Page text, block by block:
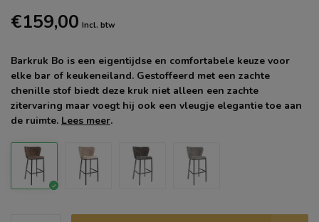
€159,00 Incl. btw
Barkruk Bo is een eigentijdse en comfortabele keuze voor
elke bar of keukeneiland. Gestoffeerd met een zachte
chenille stof biedt deze kruk niet alleen een zachte
zitervaring maar voegt hij ook een vleugje elegantie toe aan
de ruimte. Lees meer.